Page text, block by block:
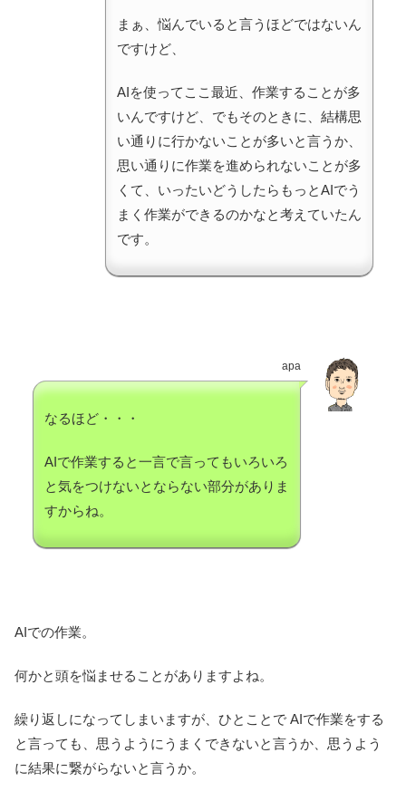
まぁ、悩んでいると言うほどではないん
ですけど、
AIを使ってここ最近、作業することが多
いんですけど、でもそのときに、結構思
い通りに行かないことが多いと言うか、
思い通りに作業を進められないことが多
くて、いったいどうしたらもっとAIでう
まく作業ができるのかなと考えていたん
です。
apa
なるほど・・・
AIで作業すると一言で言ってもいろいろ
と気をつけないとならない部分がありま
すからね。
AIでの作業。
何かと頭を悩ませることがありますよね。
繰り返しになってしまいますが、ひとことで AIで作業をする
と言っても、思うようにうまくできないと言うか、思うよう
に結果に繋がらないと言うか。